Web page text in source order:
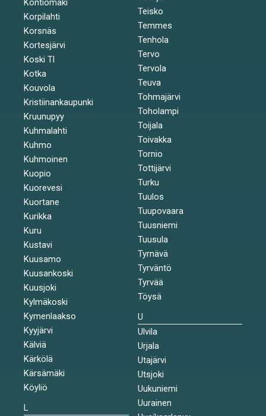
Kontiomäki
Korpilahti
Korsnäs
Kortesjärvi
Koski Tl
Kotka
Kouvola
Kristiinankaupunki
Kruunupyy
Kuhmalahti
Kuhmo
Kuhmoinen
Kuopio
Kuorevesi
Kuortane
Kurikka
Kuru
Kustavi
Kuusamo
Kuusankoski
Kuusjoki
Kylmäkoski
Kymenlaakso
Kyyjärvi
Kälviä
Kärkölä
Kärsämäki
Köyliö
L
Teisko
Temmes
Tenhola
Tervo
Tervola
Teuva
Tohmajärvi
Toholampi
Toijala
Toivakka
Tornio
Tottijärvi
Turku
Tuulos
Tuupovaara
Tuusniemi
Tuusula
Tyrnävä
Tyrväntö
Tyrvää
Töysä
U
Ulvila
Urjala
Utajärvi
Utsjoki
Uukuniemi
Uurainen